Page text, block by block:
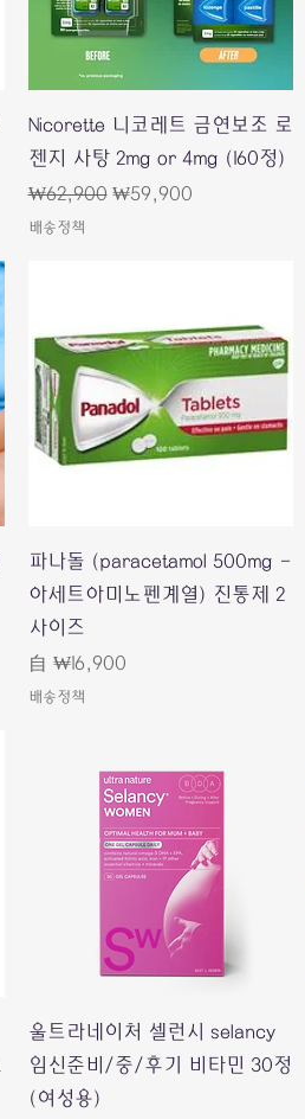
快速瀏覽
Nicorette 니코레트 금연보조 로
젠지 사탕 2mg or 4mg (160정)
一般價格
₩62,900 促銷價格
₩59,900
배송정책
快速瀏覽
파나돌 (paracetamol 500mg -
아세트아미노펜계열) 진통제 2
사이즈
自 ₩16,900
促銷價格
배송정책
快速瀏覽
울트라네이처 셀런시 selancy
임신준비/중/후기 비타민 30정
(여성용)